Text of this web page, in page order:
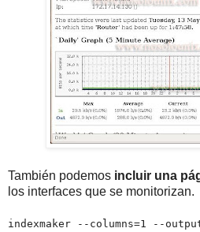
También podemos incluir una
los interfaces que se monitorizan.
indexmaker --columns=1 --